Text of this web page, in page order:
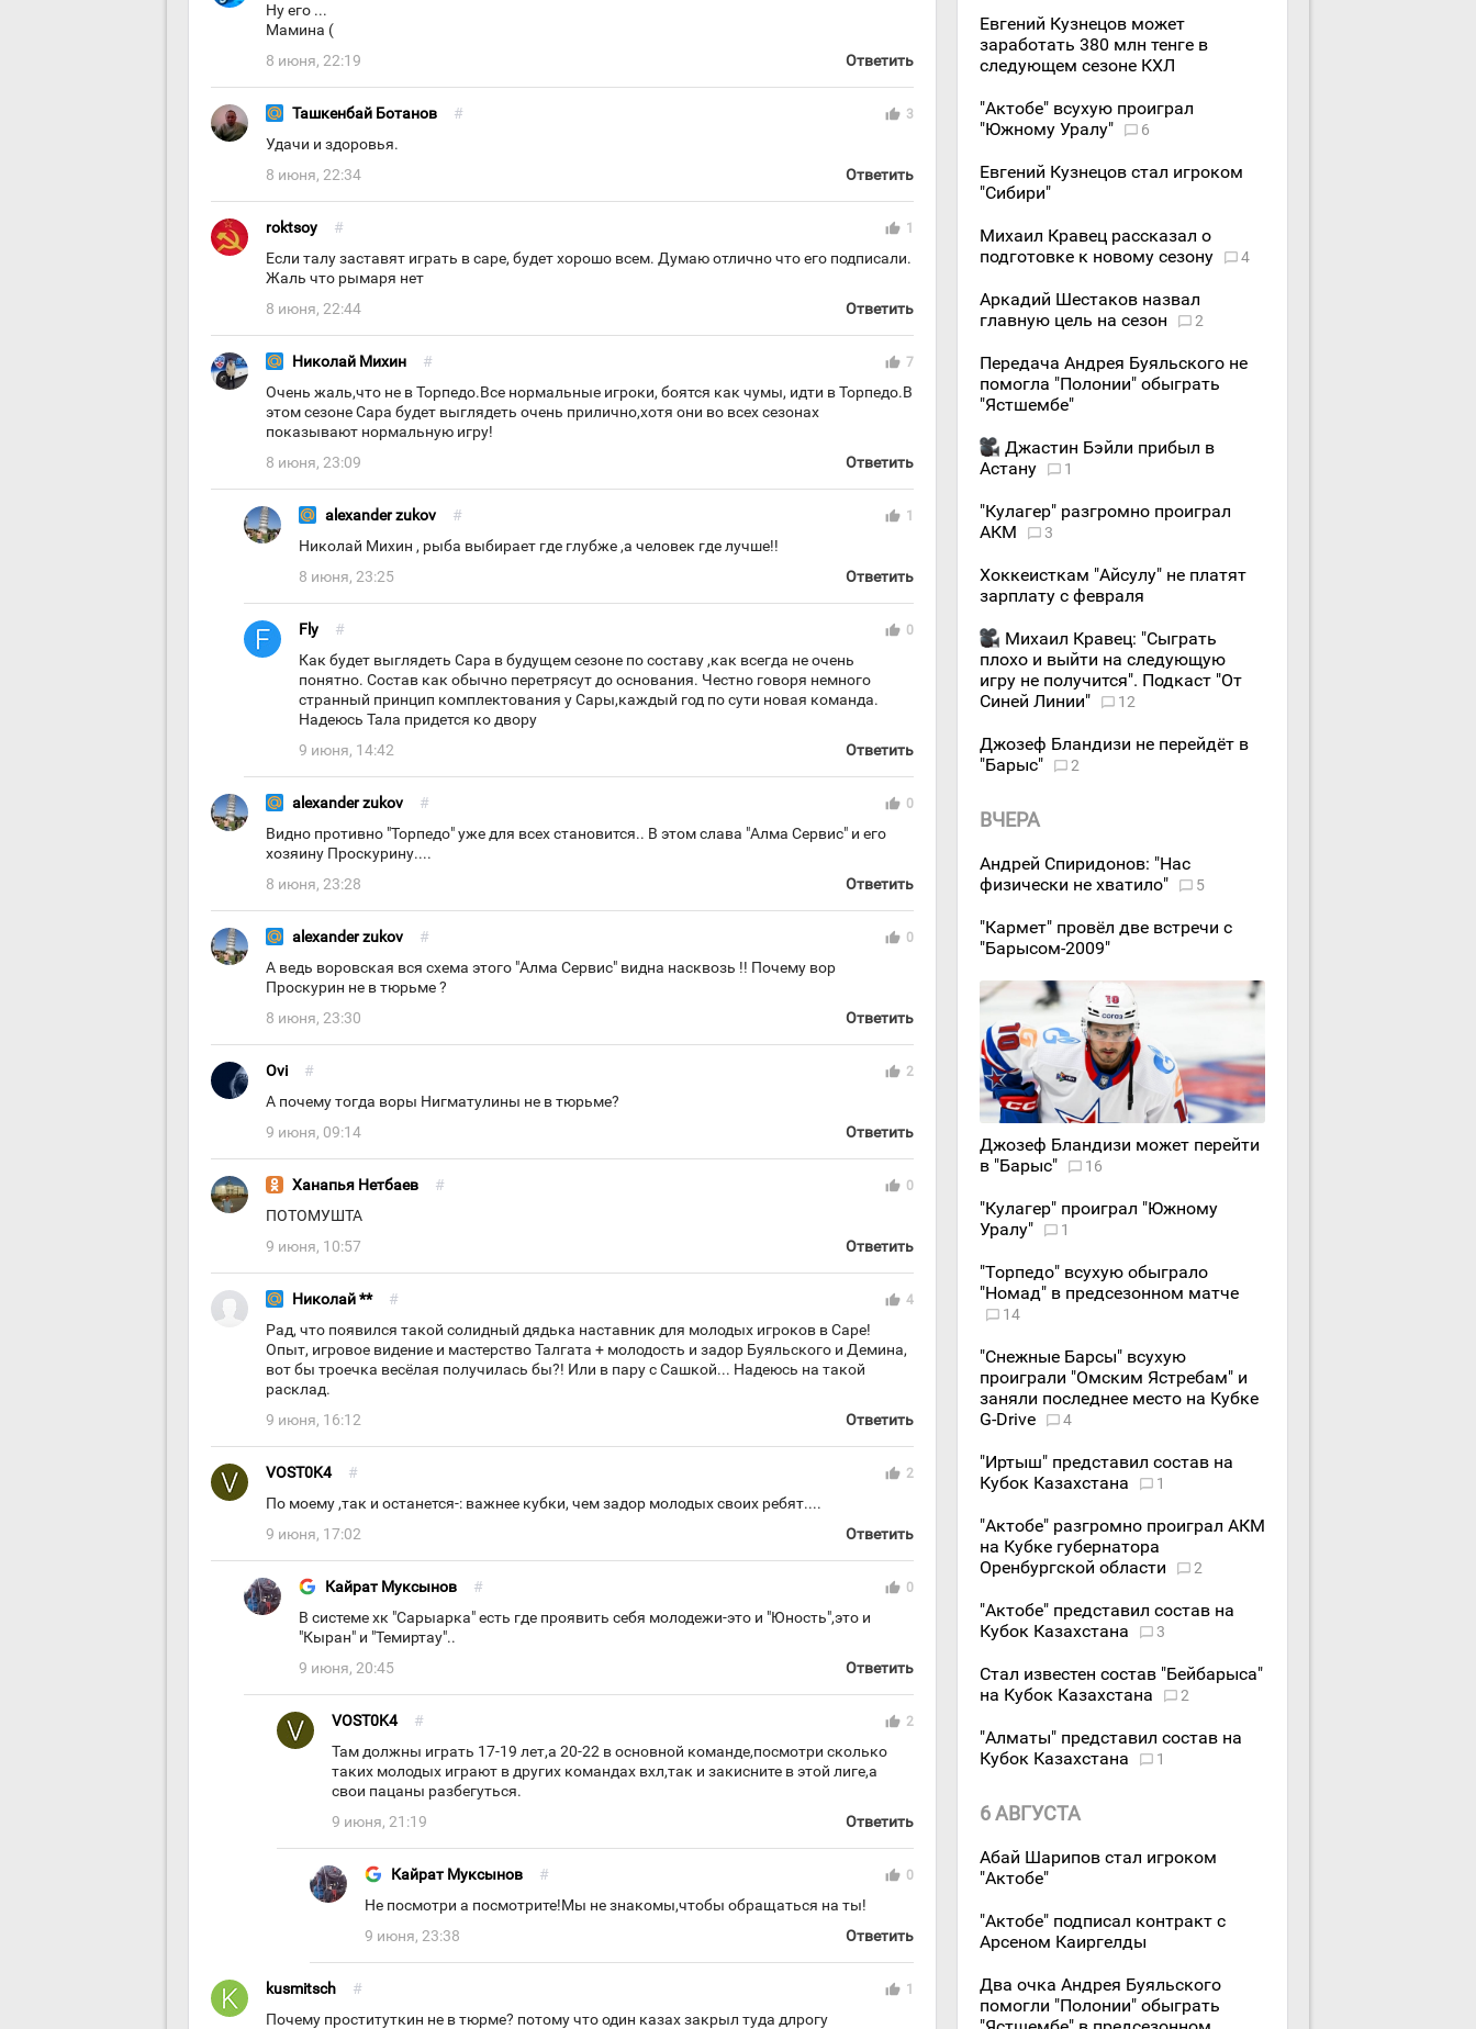
Ну его ...
Мамина (
8 июня, 22:19
Ответить
Ташкенбай Ботанов # thumb_up 3
Удачи и здоровья.
8 июня, 22:34
Ответить
roktsoy # thumb_up 1
Если талу заставят играть в саре, будет хорошо всем. Думаю отлично что его подписали.
Жаль что рымаря нет
8 июня, 22:44
Ответить
Николай Михин # thumb_up 7
Очень жаль,что не в Торпедо.Все нормальные игроки, боятся как чумы, идти в Торпедо.В
этом сезоне Сара будет выглядеть очень прилично,хотя они во всех сезонах
показывают нормальную игру!
8 июня, 23:09
Ответить
alexander zukov # thumb_up 1
Николай Михин , рыба выбирает где глубже ,а человек где лучше!!
8 июня, 23:25
Ответить
Fly # thumb_up 0
Как будет выглядеть Сара в будущем сезоне по составу ,как всегда не очень
понятно. Состав как обычно перетрясут до основания. Честно говоря немного
странный принцип комплектования у Сары,каждый год по сути новая команда.
Надеюсь Тала придется ко двору
9 июня, 14:42
Ответить
alexander zukov # thumb_up 0
Видно противно "Торпедо" уже для всех становится.. В этом слава "Алма Сервис" и его
хозяину Проскурину....
8 июня, 23:28
Ответить
alexander zukov # thumb_up 0
А ведь воровская вся схема этого "Алма Сервис" видна насквозь !! Почему вор
Проскурин не в тюрьме ?
8 июня, 23:30
Ответить
Ovi # thumb_up 2
А почему тогда воры Нигматулины не в тюрьме?
9 июня, 09:14
Ответить
Ханапья Нетбаев # thumb_up 0
ПОТОМУШТА
9 июня, 10:57
Ответить
Николай ** # thumb_up 4
Рад, что появился такой солидный дядька наставник для молодых игроков в Саре!
Опыт, игровое видение и мастерство Талгата + молодость и задор Буяльского и Демина,
вот бы троечка весёлая получилась бы?! Или в пару с Сашкой... Надеюсь на такой
расклад.
9 июня, 16:12
Ответить
VOST0K4 # thumb_up 2
По моему ,так и останется-: важнее кубки, чем задор молодых своих ребят....
9 июня, 17:02
Ответить
Кайрат Муксынов # thumb_up 0
В системе хк "Сарыарка" есть где проявить себя молодежи-это и "Юность",это и
"Кыран" и "Темиртау"..
9 июня, 20:45
Ответить
VOST0K4 # thumb_up 2
Там должны играть 17-19 лет,а 20-22 в основной команде,посмотри сколько
таких молодых играют в других командах вхл,так и закисните в этой лиге,а
свои пацаны разбегуться.
9 июня, 21:19
Ответить
Кайрат Муксынов # thumb_up 0
Не посмотри а посмотрите!Мы не знакомы,чтобы обращаться на ты!
9 июня, 23:38
Ответить
kusmitsch # thumb_up 1
Почему проституткин не в тюрме? потому что один казах закрыл туда длрогу
Евгений Кузнецов может
заработать 380 млн тенге в
следующем сезоне КХЛ
"Актобе" всухую проиграл
"Южному Уралу"
6
Евгений Кузнецов стал игроком
"Сибири"
Михаил Кравец рассказал о
подготовке к новому сезону
4
Аркадий Шестаков назвал
главную цель на сезон
2
Передача Андрея Буяльского не
помогла "Полонии" обыграть
"Ястшембе"
Джастин Бэйли прибыл в
Астану
1
"Кулагер" разгромно проиграл
АКМ
3
Хоккеисткам "Айсулу" не платят
зарплату с февраля
Михаил Кравец: "Сыграть
плохо и выйти на следующую
игру не получится". Подкаст "От
Синей Линии"
12
Джозеф Бландизи не перейдёт в
"Барыс"
2
ВЧЕРА
Андрей Спиридонов: "Нас
физически не хватило"
5
"Кармет" провёл две встречи с
"Барысом-2009"
Джозеф Бландизи может перейти
в "Барыс"
16
"Кулагер" проиграл "Южному
Уралу"
1
"Торпедо" всухую обыграло
"Номад" в предсезонном матче
14
"Снежные Барсы" всухую
проиграли "Омским Ястребам" и
заняли последнее место на Кубке
G-Drive
4
"Иртыш" представил состав на
Кубок Казахстана
1
"Актобе" разгромно проиграл АКМ
на Кубке губернатора
Оренбургской области
2
"Актобе" представил состав на
Кубок Казахстана
3
Стал известен состав "Бейбарыса"
на Кубок Казахстана
2
"Алматы" представил состав на
Кубок Казахстана
1
6 АВГУСТА
Абай Шарипов стал игроком
"Актобе"
"Актобе" подписал контракт с
Арсеном Каиргелды
Два очка Андрея Буяльского
помогли "Полонии" обыграть